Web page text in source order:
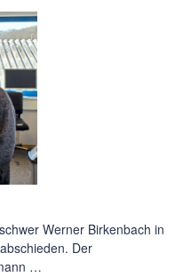
Werner Birkenbach in
Der
…